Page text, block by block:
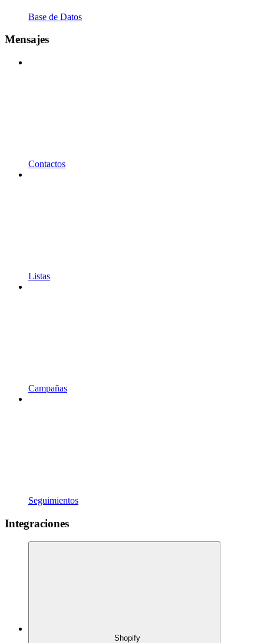
Base de Datos
Mensajes
Contactos
Listas
Campañas
Seguimientos
Integraciones
Shopify